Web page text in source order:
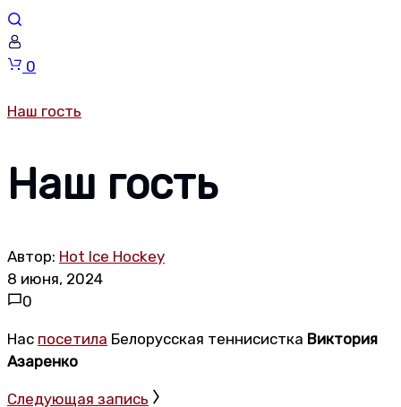
Корзина
0
Наш гость
Наш гость
Автор: Hot Ice Hockey
8 июня, 2024
0
Нас посетила Белорусская теннисистка Виктория
Азаренко
Следующая запись